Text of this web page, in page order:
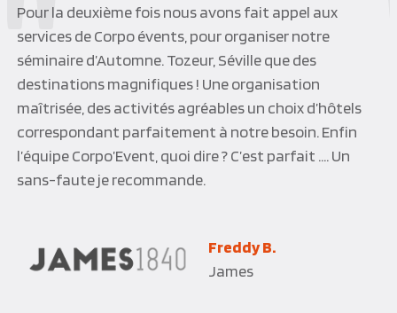
Pour la deuxième fois nous avons fait appel aux
services de Corpo évents, pour organiser notre
séminaire d’Automne. Tozeur, Séville que des
destinations magnifiques ! Une organisation
maîtrisée, des activités agréables un choix d’hôtels
correspondant parfaitement à notre besoin. Enfin
l’équipe Corpo’Event, quoi dire ? C’est parfait …. Un
sans-faute je recommande.
Freddy B.
James